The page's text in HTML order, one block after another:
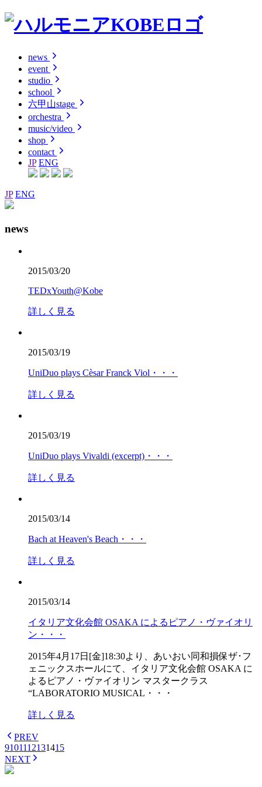
news
event
studio
school
六甲山stage
orchestra
music/video
shop
contact
JP ENG
JP ENG
news
2015/03/20
TEDxYouth@Kobe
詳しく見る
2015/03/19
UniDuo plays Cèsar Franck Viol・・・
詳しく見る
2015/03/19
UniDuo plays Vivaldi (excerpt)・・・
詳しく見る
2015/03/14
Bach at Heaven's Beach・・・
詳しく見る
2015/03/14
イタリア文化会館 OSAKA によるピアノ・ヴァイオリ
ン・・・
2015年4月17日[金]18:30より、あいおい同和損保ザ･フ
ェニックスホールにて、イタリア文化会館 OSAKA に
よるピアノ・ヴァイオリン マスタークラス
“LABORATORIO MUSICAL・・・
詳しく見る
PREV
9101112131415
NEXT